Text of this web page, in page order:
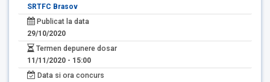
SRTFC Brasov
Publicat la data
29/10/2020
Termen depunere dosar
11/11/2020 - 15:00
Data si ora concurs